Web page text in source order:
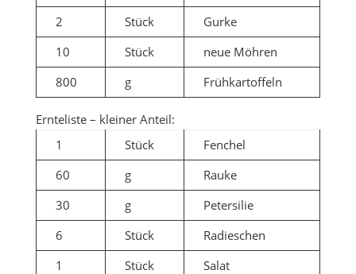
2
Stück
Gurke
10
Stück
neue Möhren
800
g Frühkartoffeln
Ernteliste – kleiner Anteil:
1
Stück
Fenchel
60
g
Rauke
30
g
Petersilie
6
Stück
Radieschen
1
Stück
Salat